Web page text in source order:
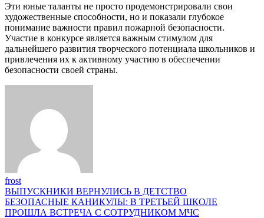
Эти юные таланты не просто продемонстрировали свои
художественные способности, но и показали глубокое
понимание важности правил пожарной безопасности.
Участие в конкурсе является важным стимулом для
дальнейшего развития творческого потенциала школьников и
привлечения их к активному участию в обеспечении
безопасности своей страны.
frost
Навигация
по
ВЫПУСКНИКИ ВЕРНУЛИСЬ В ДЕТСТВО
БЕЗОПАСНЫЕ КАНИКУЛЫ: В ТРЕТЬЕЙ ШКОЛЕ
ПРОШЛА ВСТРЕЧА С СОТРУДНИКОМ МЧС